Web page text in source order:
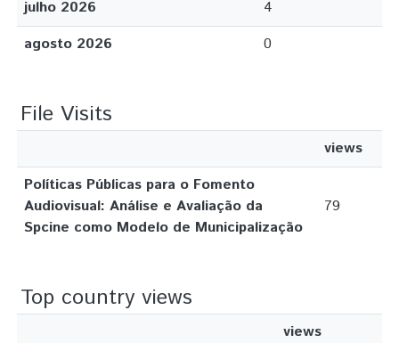
julho 2026
4
agosto 2026
0
File Visits
views
Políticas Públicas para o Fomento
Audiovisual: Análise e Avaliação da
Spcine como Modelo de Municipalização
79
Top country views
views